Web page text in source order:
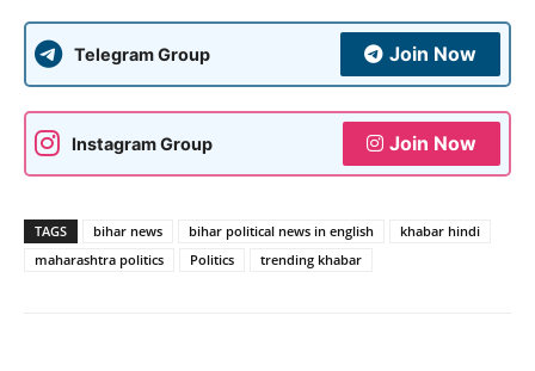
Telegram Group Join Now
Instagram Group Join Now
TAGS bihar news bihar political news in english
khabar hindi
maharashtra politics
Politics trending khabar